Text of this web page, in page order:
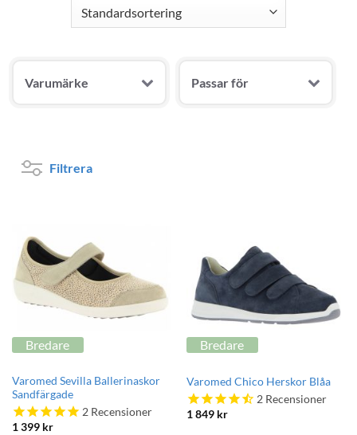
Varumärke Passar för
Filtrera
Bredare
Varomed Sevilla Ballerinaskor
Sandfärgade
2Recensioner
1 399 kr
Bredare
Varomed Chico Herskor Blåa
2Recensioner
1 849 kr